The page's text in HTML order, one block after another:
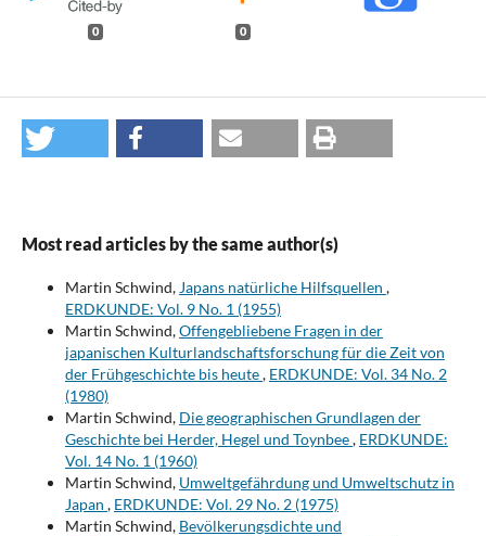
0 0
Most read articles by the same author(s)
Martin Schwind, Japans natürliche Hilfsquellen ,
ERDKUNDE: Vol. 9 No. 1 (1955)
Martin Schwind,Offengebliebene Fragen in der
japanischen Kulturlandschaftsforschung für die Zeit von
der Frühgeschichte bis heute, ERDKUNDE: Vol. 34 No. 2
(1980)
Martin Schwind, Die geographischen Grundlagen der
Geschichte bei Herder, Hegel und Toynbee, ERDKUNDE:
Vol. 14 No. 1 (1960)
Martin Schwind, Umweltgefährdung und Umweltschutz in
Japan , ERDKUNDE: Vol. 29 No. 2 (1975)
Martin Schwind, Bevölkerungsdichte und